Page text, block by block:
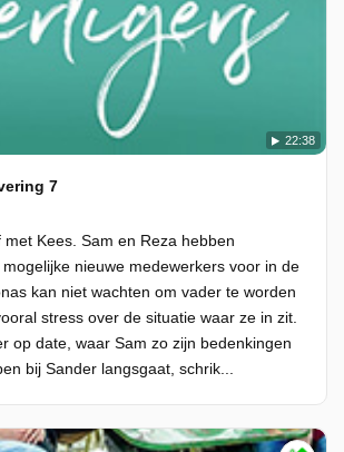
22:38
7
Kees. Sam en Reza hebben
nieuwe medewerkers voor in de
kan niet wachten om vader te worden
stress over de situatie waar ze in zit.
op date, waar Sam zo zijn bedenkingen
bij Sander langsgaat, schrik...